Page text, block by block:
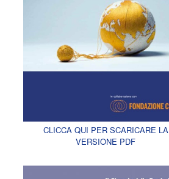
CLICCA QUI PER SCARICARE LA
VERSIONE PDF